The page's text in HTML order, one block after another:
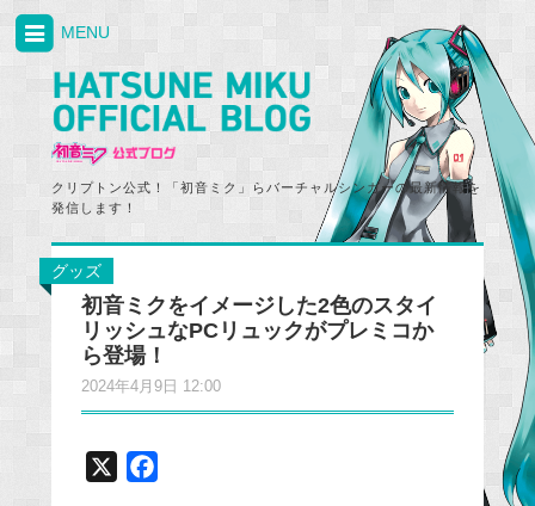
クリプトン公式！「初音ミク」らバーチャルシンガーの最新情報を
発信します！
MENU
グッズ
初音ミクをイメージした2色のスタイ
リッシュなPCリュックがプレミコか
ら登場！
2024年4月9日 12:00